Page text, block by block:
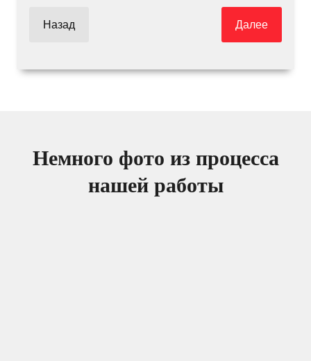
Назад Далее
Немного фото из процесса
нашей работы